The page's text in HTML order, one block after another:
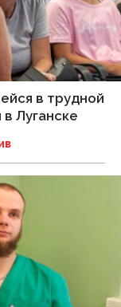
в трудной
Луганске